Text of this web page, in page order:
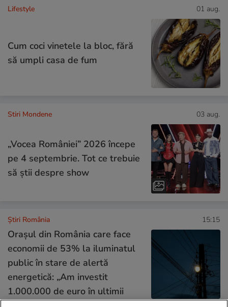
Lifestyle 01 aug.
Cum coci vinetele la bloc, fără
să umpli casa de fum
Stiri Mondene 03 aug.
„Vocea României” 2026 începe
pe 4 septembrie. Tot ce trebuie
să știi despre show
Știri România 15:15
Orașul din România care face
economii de 53% la iluminatul
public în stare de alertă
energetică: „Am investit
1.000.000 de euro în ultimii